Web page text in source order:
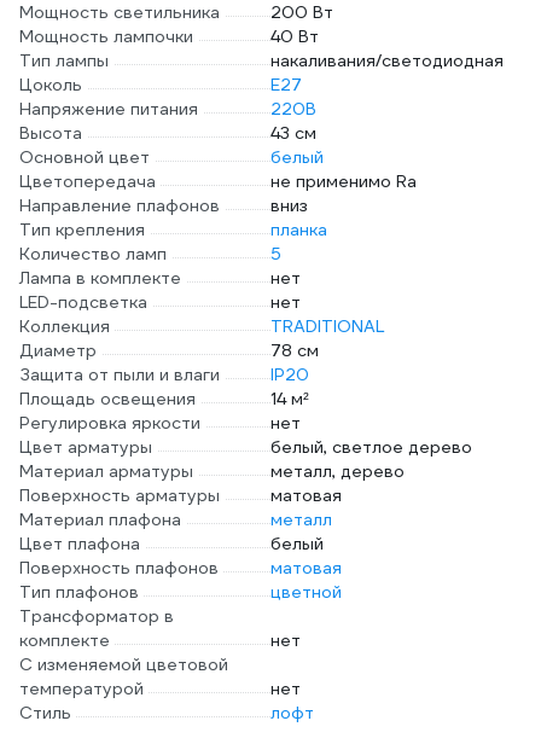
Мощность светильника
200 Вт
Мощность лампочки
40 Вт
Тип лампы
накаливания/светодиодная
Цоколь
E27
Напряжение питания
220В
Высота
43 см
Основной цвет
белый
Цветопередача
не применимо Ra
Направление плафонов
вниз
Тип крепления
планка
Количество ламп
5
Лампа в комплекте
нет
LED-подсветка
нет
Коллекция
TRADITIONAL
Диаметр
78 см
Защита от пыли и влаги
IP20
Площадь освещения
14 м²
Регулировка яркости
нет
Цвет арматуры
белый, светлое дерево
Материал арматуры
металл, дерево
Поверхность арматуры
матовая
Материал плафона
металл
Цвет плафона
белый
Поверхность плафонов
матовая
Тип плафонов
цветной
Трансформатор в
комплекте
нет
С изменяемой цветовой
температурой
нет
Стиль
лофт